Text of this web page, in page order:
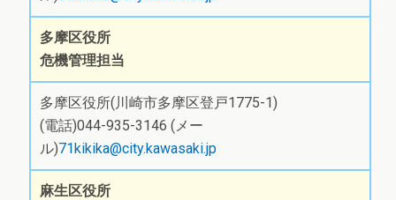
多摩区役所
危機管理担当
多摩区役所(川崎市多摩区登戸1775-1)
(電話)044-935-3146 (メー
ル)71kikika@city.kawasaki.jp
麻生区役所